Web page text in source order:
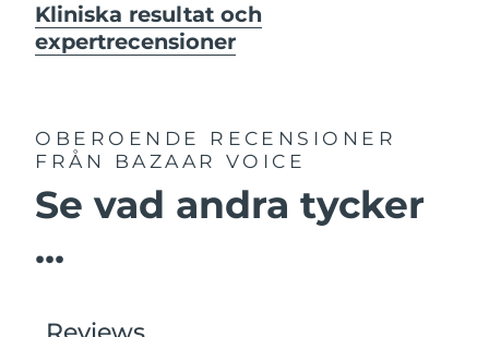
Kliniska resultat och
expertrecensioner
OBEROENDE RECENSIONER
FRÅN BAZAAR VOICE
Se vad andra tycker
...